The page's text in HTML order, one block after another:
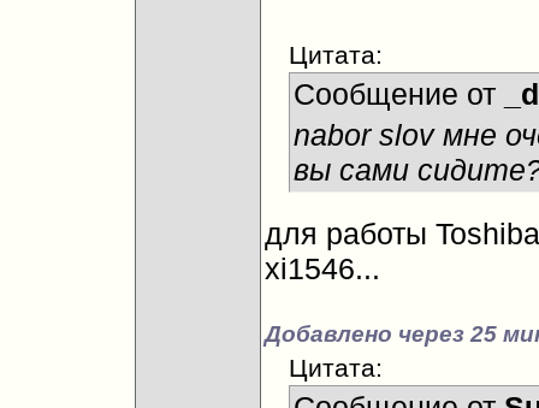
Цитата:
Сообщение от
nabor slov мне
вы сами
для работы
xi1546...
Добавлено через 25
Цитата: